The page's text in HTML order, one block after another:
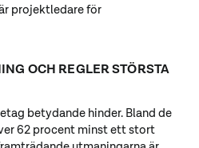
projektledare för
OCH REGLER STÖRSTA
betydande hinder. Bland de
62 procent minst ett stort